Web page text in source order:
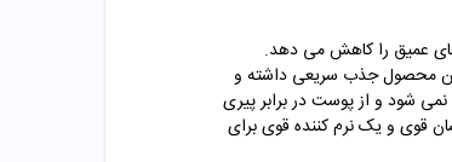
و چروک های عمیق را کاهش می دهد.
محصول جذب سریعی داشته و
شود و از پوست در برابر پیری
قوی و یک نرم کننده قوی برای